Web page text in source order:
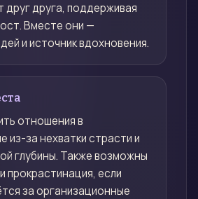
друг друга, поддерживая
Вместе они —
и источник вдохновения.
отношения в
из-за нехватки страсти и
глубины. Также возможны
прокрастинация, если
за организационные